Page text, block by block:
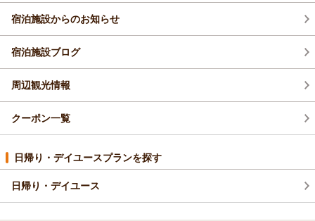
いただいたご意見は今後の客室づくりの参考として、大切に共
有させていただきます。
改めまして、この度は貴重なお時間の中ご感想をお寄せいただ
き、誠にありがとうございました。
ぜひまた季節を変えて、由縁札幌ならではの空間でごゆるりと
お過ごしいただけますと幸いです。
宿泊施設からのお知らせ
宿泊施設ブログ
周辺観光情報
クーポン一覧
日帰り・デイユースプランを探す
日帰り・デイユース